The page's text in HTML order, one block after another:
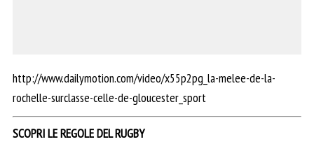
http://www.dailymotion.com/video/x55p2pg_la-melee-de-la-
rochelle-surclasse-celle-de-gloucester_sport
SCOPRI LE REGOLE DEL RUGBY